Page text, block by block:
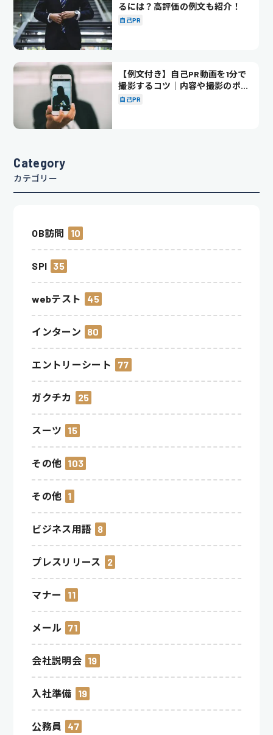
るには？高評価の例文も紹介！
自己PR
【例文付き】自己PR動画を1分で
撮影するコツ｜内容や撮影のポイ
ントも解説
自己PR
Category
カテゴリー
OB訪問 10
SPI 35
webテスト 45
インターン 80
エントリーシート 77
ガクチカ 25
スーツ 15
その他 103
その他 1
ビジネス用語 8
プレスリリース 2
マナー 11
メール 71
会社説明会 19
入社準備 19
公務員 47